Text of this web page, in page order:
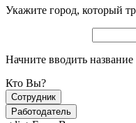
Укажите город, который
Начните вводить
Кто Вы?
Сотрудник
Работодатель